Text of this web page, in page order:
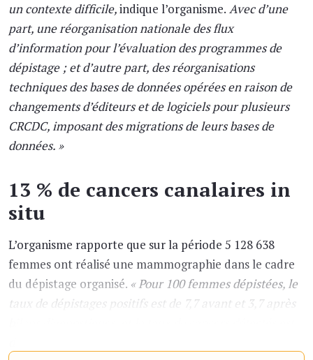
un contexte difficile,indique l’organisme. Avec d’une
part, une réorganisation nationale des flux
d’information pour l’évaluation des programmes de
dépistage ; et d’autre part, des réorganisations
techniques des bases de données opérées en raison de
changements d’éditeurs et de logiciels pour plusieurs
CRCDC, imposant des migrations de leurs bases de
données. »
13 % de cancers canalaires in
situ
L’organisme rapporte que sur la période 5 128 638
femmes ont réalisé une mammographie dans le cadre
du dépistage organisé. « Pour 100 femmes dépistées, le
taux de dépistages positifs est de 7,7 avant et 3,7 après